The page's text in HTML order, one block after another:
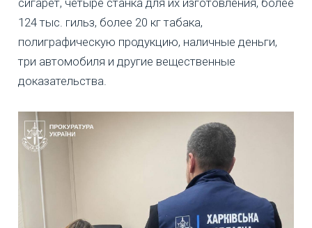
124 тыс. гильз, более 20 кг табака,
полиграфическую продукцию, наличные деньги,
три автомобиля и другие вещественные
доказательства.